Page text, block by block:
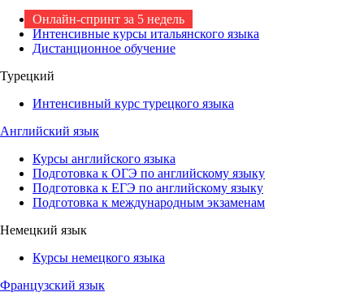
Онлайн-спринт за 5 недель
Интенсивные курсы итальянского языка
Дистанционное обучение
Турецкий
Интенсивный курс турецкого языка
Английский язык
Курсы английского языка
Подготовка к ОГЭ по английскому языку
Подготовка к ЕГЭ по английскому языку
Подготовка к международным экзаменам
Немецкий язык
Курсы немецкого языка
Французский язык